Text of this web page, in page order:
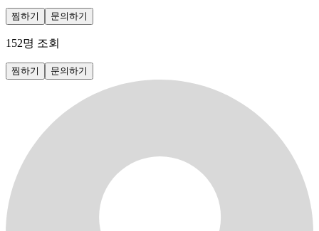
찜하기 문의하기
152명 조회
찜하기 문의하기